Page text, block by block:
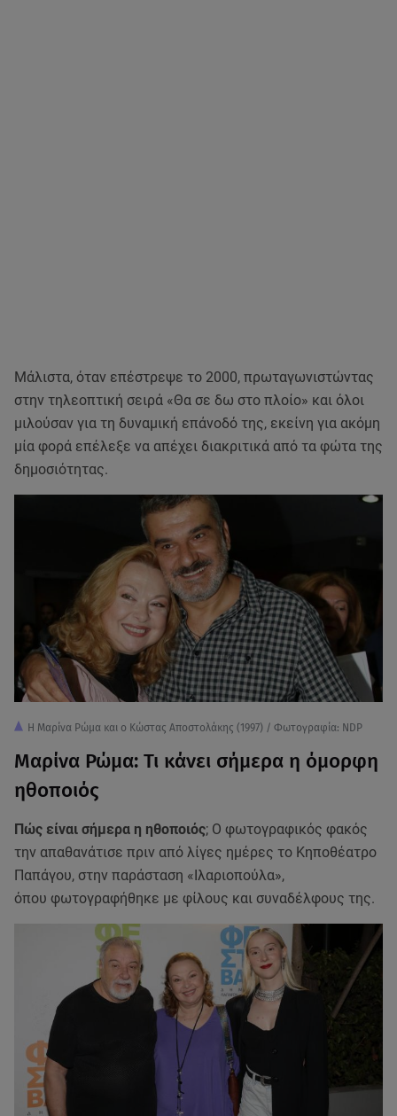
Μάλιστα, όταν επέστρεψε το 2000, πρωταγωνιστώντας
στην τηλεοπτική σειρά «Θα σε δω στο πλοίο» και όλοι
μιλούσαν για τη δυναμική επάνοδό της, εκείνη για ακόμη
μία φορά επέλεξε να απέχει διακριτικά από τα φώτα της
δημοσιότητας.
H Mαρίνα Ρώμα και ο Κώστας Αποστολάκης (1997) / Φωτογραφία: NDP
Μαρίνα Ρώμα: Τι κάνει σήμερα η όμορφη
ηθοποιός
Πώς είναι σήμερα η ηθοποιός; Ο φωτογραφικός φακός
την απαθανάτισε πριν από λίγες ημέρες το Κηποθέατρο
Παπάγου, στην παράσταση «Ιλαριοπούλα»,
όπου φωτογραφήθηκε με φίλους και συναδέλφους της.